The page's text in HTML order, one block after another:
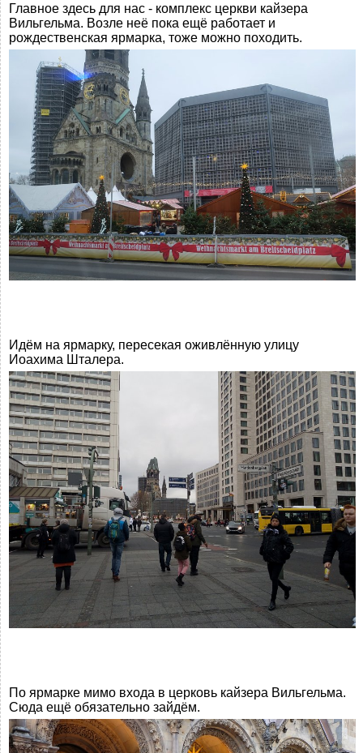
Главное здесь для нас - комплекс церкви кайзера
Вильгельма. Возле неё пока ещё работает и
рождественская ярмарка, тоже можно походить.
Идём на ярмарку, пересекая оживлённую улицу
Иоахима Шталера.
По ярмарке мимо входа в церковь кайзера Вильгельма.
Сюда ещё обязательно зайдём.